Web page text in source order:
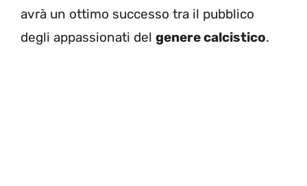
avrà un ottimo successo tra il pubblico
degli appassionati del genere calcistico.